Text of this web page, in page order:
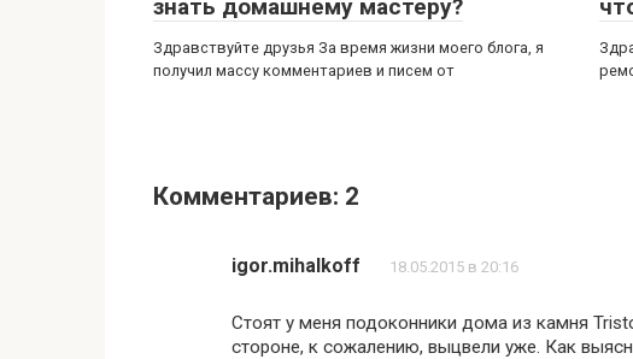
знать домашнему мастеру?
Здравствуйте друзья За время жизни моего блога, я
получил массу комментариев и писем от
Комментариев: 2
igor.mihalkoff 18.05.2015 в 20:16
Стоят у меня подоконники дома из камня
стороне, к сожалению, выцвели уже. Как